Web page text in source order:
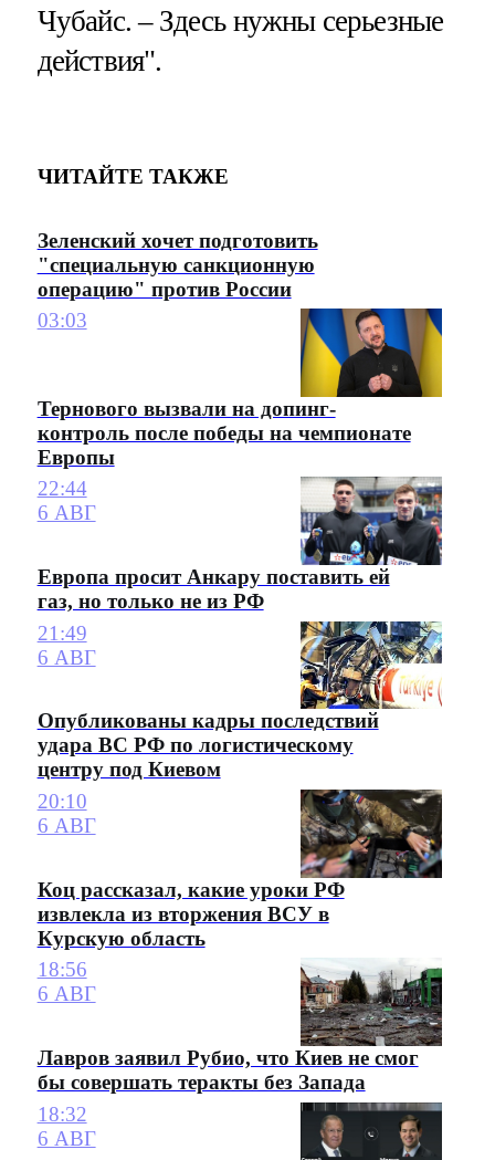
Чубайс. – Здесь нужны серьезные
действия".
ЧИТАЙТЕ ТАКЖЕ
Зеленский хочет подготовить
"специальную санкционную
операцию" против России
03:03
Тернового вызвали на допинг-
контроль после победы на чемпионате
Европы
22:44
6 АВГ
Европа просит Анкару поставить ей
газ, но только не из РФ
21:49
6 АВГ
Опубликованы кадры последствий
удара ВС РФ по логистическому
центру под Киевом
20:10
6 АВГ
Коц рассказал, какие уроки РФ
извлекла из вторжения ВСУ в
Курскую область
18:56
6 АВГ
Лавров заявил Рубио, что Киев не смог
бы совершать теракты без Запада
18:32
6 АВГ